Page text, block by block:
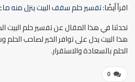
اقرأ أيضًا:تفسير حلم سقف البيت ينزل منه
تحدثنا في هذا المقال عن تفسير حلم البيت
هذا البيت يدل على توافر الخير لصاحب
الحلم بالسعادة والاستقرار.
0